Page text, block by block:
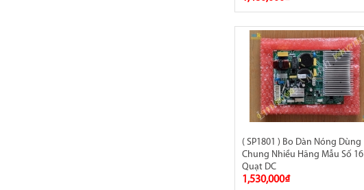
( SP1801 ) Bo Dàn Nóng Dùng
Chung Nhiều Hãng Mẫu Số 16
Quạt DC
1,530,000₫